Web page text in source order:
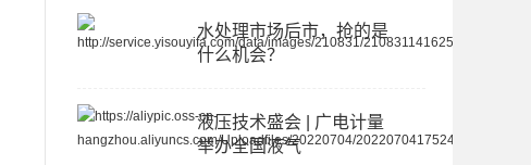
水处理市场后市，抢的是
什么机会？
液压技术盛会 | 广电计量
举办全国液气